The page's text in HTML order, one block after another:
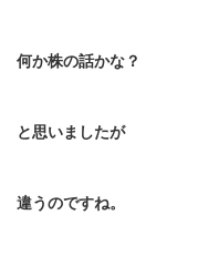
何か株の話かな？
と思いましたが
違うのですね。